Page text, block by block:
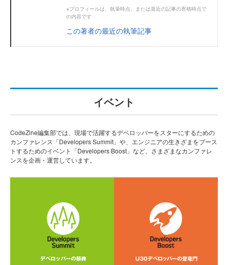
※プロフィールは、執筆時点、または直近の記事の寄稿時点で
の内容です
この著者の最近の執筆記事
イベント
CodeZine編集部では、現場で活躍するデベロッパーをスターにするための
カンファレンス「Developers Summit」や、エンジニアの生きざまをブース
トするためのイベント「Developers Boost」など、さまざまなカンファレ
ンスを企画・運営しています。